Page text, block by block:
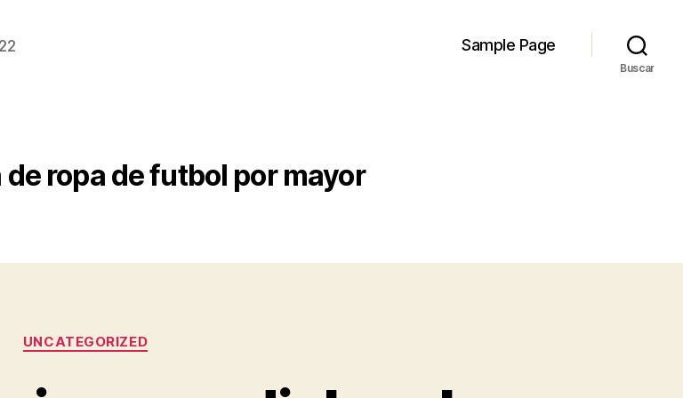
Sample Page
Buscar
ropa de futbol por mayor
Categorías
UNCATEGORIZED